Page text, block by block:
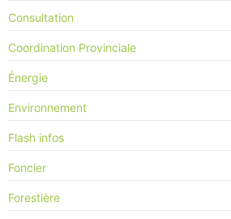
Consultation
Coordination Provinciale
Énergie
Environnement
Flash infos
Foncier
Forestière